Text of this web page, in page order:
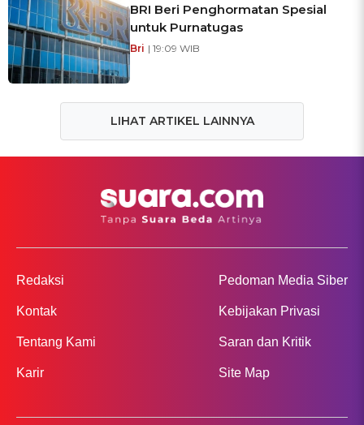
BRI Beri Penghormatan Spesial
untuk Purnatugas
Bri | 19:09 WIB
LIHAT ARTIKEL LAINNYA
Redaksi
Kontak
Tentang Kami
Karir
Pedoman Media Siber
Kebijakan Privasi
Saran dan Kritik
Site Map